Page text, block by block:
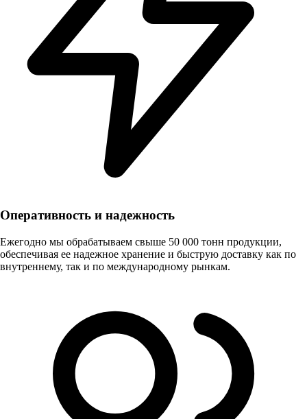
Оперативность и надежность
Ежегодно мы обрабатываем свыше 50 000 тонн продукции,
обеспечивая ее надежное хранение и быструю доставку как по
внутреннему, так и по международному рынкам.